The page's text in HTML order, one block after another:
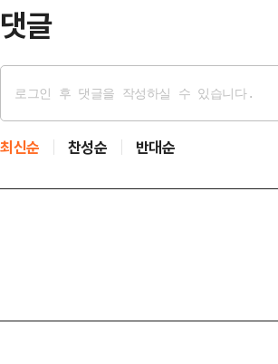
댓글
최신순 찬성순 반대순